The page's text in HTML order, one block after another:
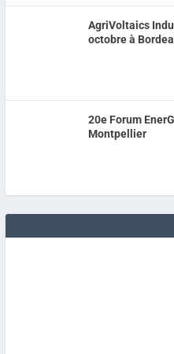
AgriVoltaics
octobre à
20e Forum
Montpellier